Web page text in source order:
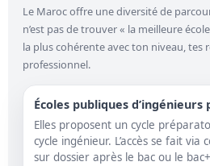
Le Maroc offre une diversité de
n’est pas de trouver « la meilleure
la plus cohérente avec ton niveau, tes
professionnel.
Écoles publiques d’ingénieurs
Elles proposent un cycle
cycle ingénieur. L’accès se fait via
sur dossier après le bac ou le